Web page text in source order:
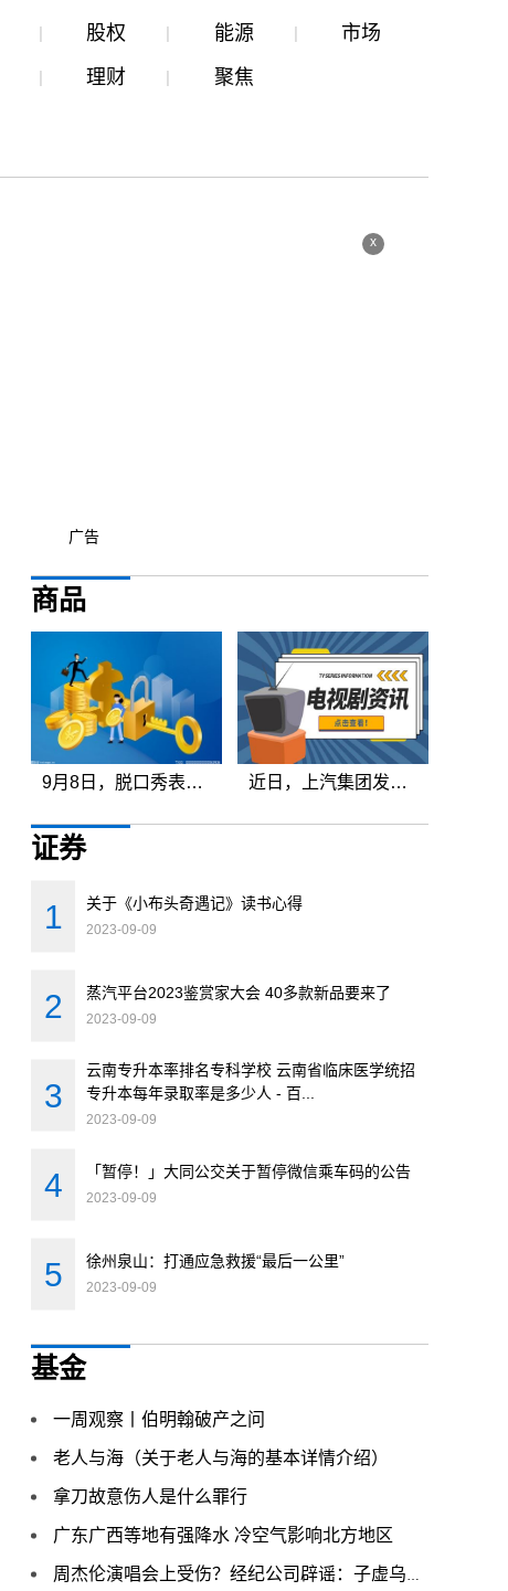
股权 能源
市场
理财 聚焦
x
广告
商品
9月8日，脱口秀表演界又一次迎来了“大地震”。知名脱口秀女演员李波， 近日，上汽集团发布了2023年8月的产销快报。数据显示，该集团在8月份的
证券
关于《小布头奇遇记》读书心得
2023-09-09
蒸汽平台2023鉴赏家大会 40多款新品要来了
2023-09-09
云南专升本率排名专科学校 云南省临床医学统招
专升本每年录取率是多少人 - 百...
2023-09-09
「暂停！」大同公交关于暂停微信乘车码的公告
2023-09-09
徐州泉山：打通应急救援“最后一公里”
2023-09-09
基金
一周观察丨伯明翰破产之问
老人与海（关于老人与海的基本详情介绍）
拿刀故意伤人是什么罪行
广东广西等地有强降水 冷空气影响北方地区
周杰伦演唱会上受伤？经纪公司辟谣：子虚乌有、他身体没问题